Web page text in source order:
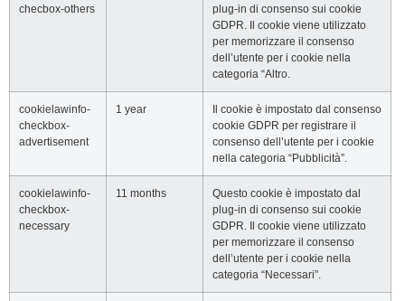
checbox-others
plug-in di consenso sui cookie
GDPR. Il cookie viene utilizzato
per memorizzare il consenso
dell’utente per i cookie nella
categoria “Altro.
cookielawinfo-
checkbox-
advertisement
1 year
Il cookie è impostato dal consenso
cookie GDPR per registrare il
consenso dell’utente per i cookie
nella categoria “Pubblicità”.
cookielawinfo-
checkbox-
necessary
11 months
Questo cookie è impostato dal
plug-in di consenso sui cookie
GDPR. Il cookie viene utilizzato
per memorizzare il consenso
dell’utente per i cookie nella
categoria “Necessari”.